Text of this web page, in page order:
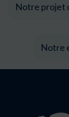
Notre projet
Notre